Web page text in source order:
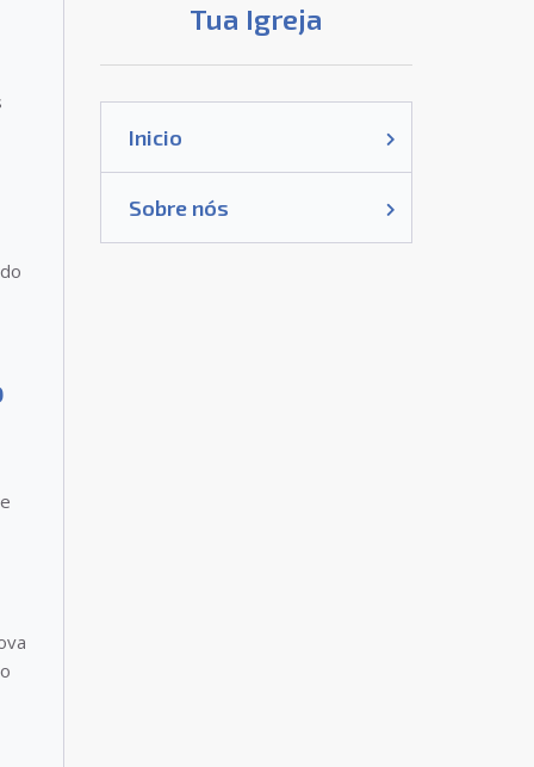
Tua Igreja
Inicio
Sobre nós